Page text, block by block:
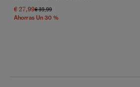
€ 27,99Precio Rebajado De
€ 39,99A
Ahorras Un 30 %